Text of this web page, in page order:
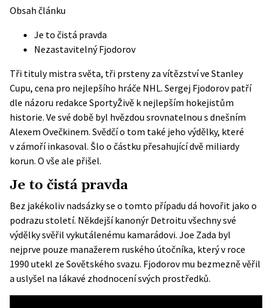
Obsah článku
Je to čistá pravda
Nezastavitelný Fjodorov
Tři tituly mistra světa, tři prsteny za vítězství ve Stanley
Cupu, cena pro nejlepšího hráče NHL. Sergej Fjodorov patří
dle názoru redakce SportyŽivě k nejlepším hokejistům
historie. Ve své době byl hvězdou srovnatelnou s dnešním
Alexem Ovečkinem. Svědčí o tom také jeho výdělky, které
v zámoří inkasoval. Šlo o částku přesahující dvě miliardy
korun. O vše ale přišel.
Je to čistá pravda
Bez jakékoliv nadsázky se o tomto případu dá hovořit jako o
podrazu století. Někdejší kanonýr Detroitu všechny své
výdělky svěřil vykutálenému kamarádovi. Joe Zada byl
nejprve pouze manažerem ruského útočníka, který v roce
1990 utekl ze Sovětského svazu. Fjodorov mu bezmezně věřil
a uslyšel na lákavé zhodnocení svých prostředků.